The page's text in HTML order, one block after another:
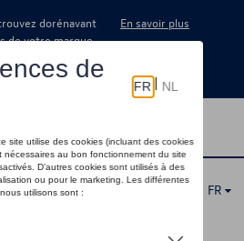
dorénavant
de votre marque
à
En savoir plus
FR